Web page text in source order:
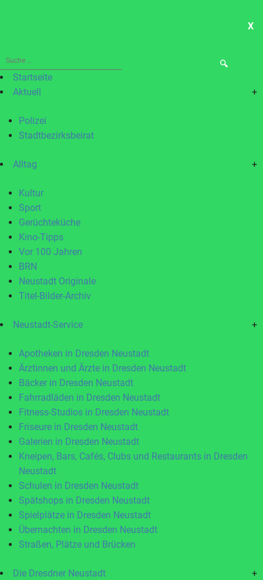
X
Suche
nach:Startseite
Aktuell
+
Polizei
Stadtbezirksbeirat
Alltag +
Kultur
Sport
Gerüchteküche
Kino-Tipps
Vor 100 Jahren
BRN
Neustadt Originale
Titel-Bilder-Archiv
Neustadt-Service +
Apotheken in Dresden Neustadt
Ärztinnen und Ärzte in Dresden Neustadt
Bäcker in Dresden Neustadt
Fahrradläden in Dresden Neustadt
Fitness-Studios in Dresden Neustadt
Friseure in Dresden Neustadt
Galerien in Dresden Neustadt
Kneipen, Bars, Cafés, Clubs und Restaurants in Dresden
Neustadt
Schulen in Dresden Neustadt
Spätshops in Dresden Neustadt
Spielplätze in Dresden Neustadt
Übernachten in Dresden Neustadt
Straßen, Plätze und Brücken
Die Dresdner Neustadt +